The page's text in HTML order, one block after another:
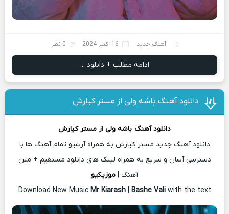
آهنگ جدید 16 اکتبر 2024 0 نظر
ادامه مطلب + دانلود ...
دانلود آهنگ باشه ولی از مستر کیارش
دانلود آهنگ باشه ولی از مستر کیارش
دانلود آهنگ جدید مستر کیارش به همراه آرشیو تمام آهنگ ها با
دسترسی آسان و سریع به همراه لینک های دانلود مستقیم + متن
آهنگ | موزیکیو
Download New Music Mr Kiarash| Bashe Vali with the text